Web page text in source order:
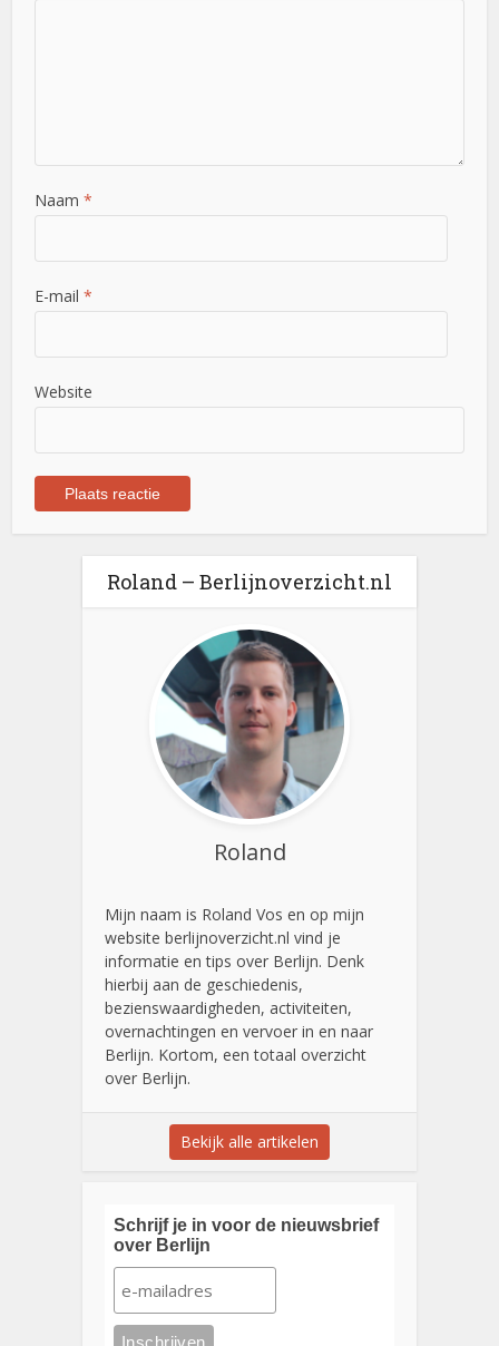
Naam*
E-mail*
Website
Roland – Berlijnoverzicht.nl
Roland
Mijn naam is Roland Vos en op mijn
website berlijnoverzicht.nl vind je
informatie en tips over Berlijn. Denk
hierbij aan de geschiedenis,
bezienswaardigheden, activiteiten,
overnachtingen en vervoer in en naar
Berlijn. Kortom, een totaal overzicht
over Berlijn.
Bekijk alle artikelen
Schrijf je in voor de nieuwsbrief
over Berlijn